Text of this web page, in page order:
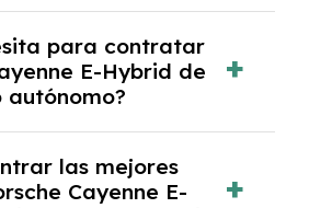
y, en algunos
de solvencia de la empresa
para contratar
E-Hybrid de
de ingresos y, en
informe fiscal y un pago
las mejores
Cayenne E-